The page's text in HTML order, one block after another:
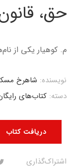
حق،
م. کوهیار یکی از
دریافت کتاب
نویسنده: شاهرخ
دسته: کتاب‌های
اشتراک‌گذاری